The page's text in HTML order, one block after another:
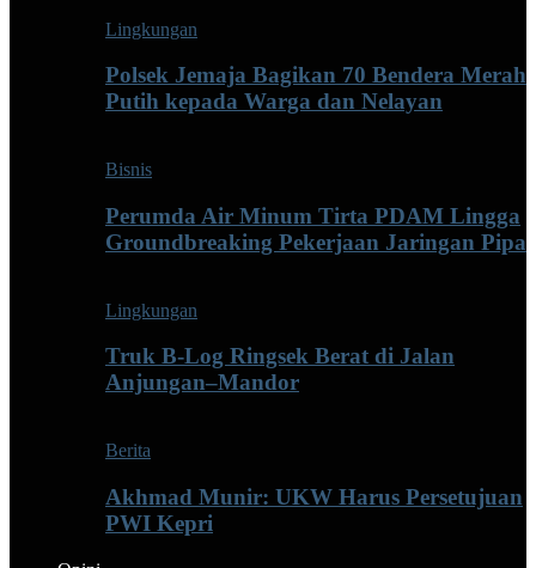
Lingkungan
Polsek Jemaja Bagikan 70 Bendera Merah
Putih kepada Warga dan Nelayan
Bisnis
Perumda Air Minum Tirta PDAM Lingga
Groundbreaking Pekerjaan Jaringan Pipa
Lingkungan
Truk B-Log Ringsek Berat di Jalan
Anjungan–Mandor
Berita
Akhmad Munir: UKW Harus Persetujuan
PWI Kepri